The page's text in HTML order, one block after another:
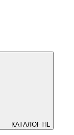
КАТАЛОГ HL